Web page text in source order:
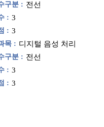
구분 : 전선
: 3
: 3
목 : 디지털 음성 처리
구분 : 전선
: 3
: 3